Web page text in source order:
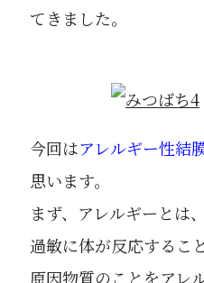
てきました。
今回はアレルギー性結
思います。
まず、アレルギーとは
過敏に体が反応するこ
原因物質のことをアレ